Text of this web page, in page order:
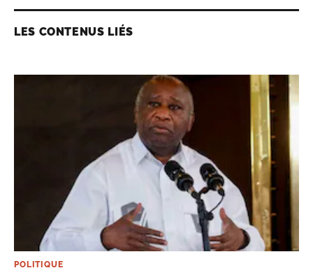
LES CONTENUS LIÉS
POLITIQUE